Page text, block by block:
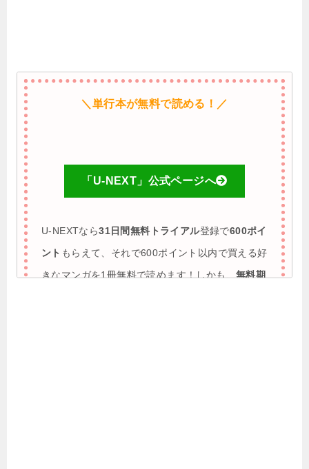
＼単行本が無料で読める！／
「U-NEXT」公式ページへ
U-NEXTなら31日間無料トライアル登録で600ポイ
ント もらえて、それで600ポイント以内で買える好
きなマンガを1冊無料で読めます！しかも、無料期